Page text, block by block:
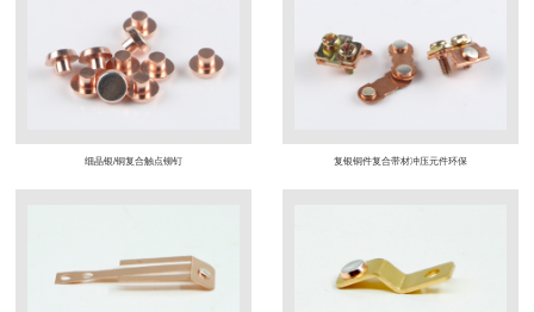
细晶银/铜复合触点铆钉 复银铜件复合带材冲压元件环保